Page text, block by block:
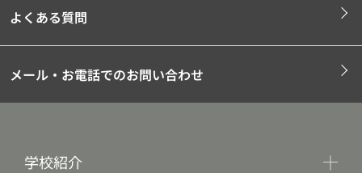
よくある質問
メール・お電話でのお問い合わせ
学校紹介